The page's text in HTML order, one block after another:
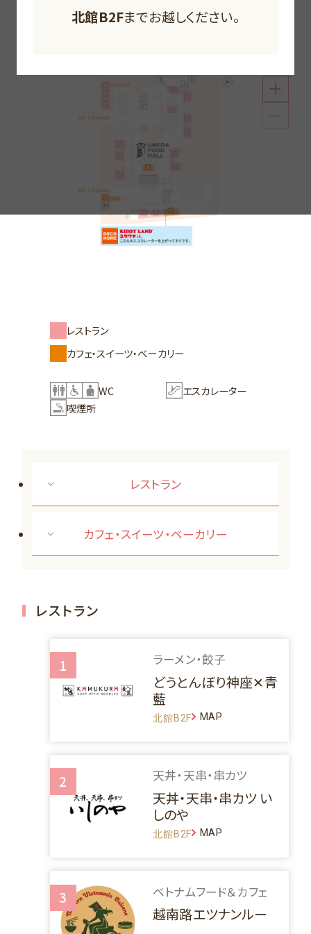
個性溢れる5つの空間で美味しいを叶えるフードホー
レストラン
カフェ・スイーツ・ベーカリー
WC
エスカレーター
喫煙所
レストラン
カフェ・スイーツ・ベーカリー
レストラン
1 ラーメン・餃子
どうとんぼり神座✕青
藍
北館B2F MAP
2 天丼・天串・串カツ
天丼・天串・串カツ い
しのや
北館B2F MAP
3 ベトナムフード＆カフェ
越南路エツナンルー
北館B2Fまでお越しください。